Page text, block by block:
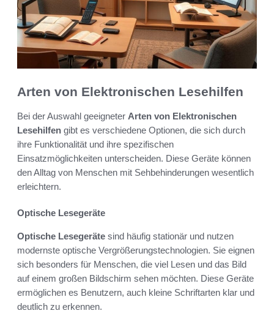
Arten von Elektronischen Lesehilfen
Bei der Auswahl geeigneter Arten von Elektronischen
Lesehilfen gibt es verschiedene Optionen, die sich durch
ihre Funktionalität und ihre spezifischen
Einsatzmöglichkeiten unterscheiden. Diese Geräte können
den Alltag von Menschen mit Sehbehinderungen wesentlich
erleichtern.
Optische Lesegeräte
Optische Lesegeräte sind häufig stationär und nutzen
modernste optische Vergrößerungstechnologien. Sie eignen
sich besonders für Menschen, die viel Lesen und das Bild
auf einem großen Bildschirm sehen möchten. Diese Geräte
ermöglichen es Benutzern, auch kleine Schriftarten klar und
deutlich zu erkennen.